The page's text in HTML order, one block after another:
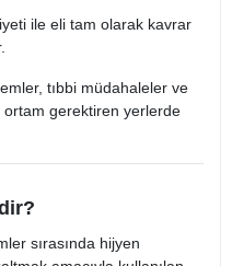
ile eli tam olarak kavrar
tıbbi müdahaleler ve
gerektiren yerlerde
sırasında hijyen